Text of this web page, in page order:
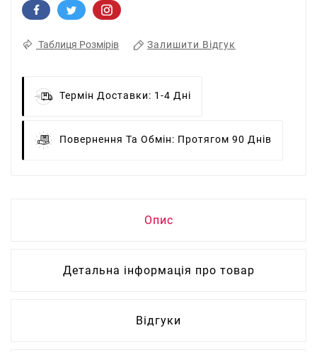
Таблиця Розмірів Залишити Відгук
Термін Доставки: 1-4 Дні
Повернення Та Обмін: Протягом 90 Днів
Опис
Детальна інформація про товар
Відгуки